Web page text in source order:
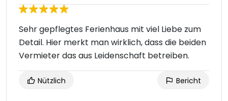
Sehr gepflegtes Ferienhaus mit viel Liebe zum
Detail. Hier merkt man wirklich, dass die beiden
Vermieter das aus Leidenschaft betreiben.
Nützlich Bericht